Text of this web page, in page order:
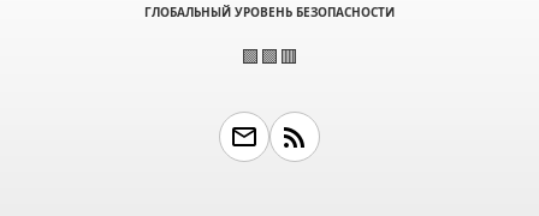
ГЛОБАЛЬНЫЙ УРОВЕНЬ БЕЗОПАСНОСТИ
🟩🟩🟥
email rss_feed